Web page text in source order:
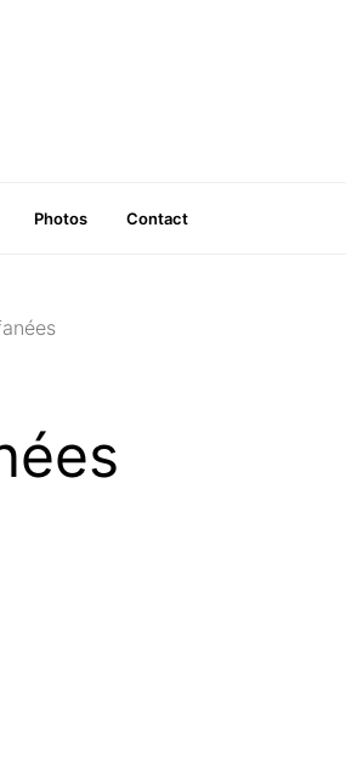
Photos Contact